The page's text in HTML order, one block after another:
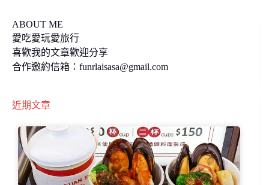
ABOUT ME
愛吃愛玩愛旅行
喜歡我的文章歡迎分享
合作邀約信箱： funrlaisasa@gmail.com
近期文章